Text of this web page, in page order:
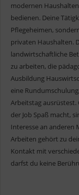
modernen
bedienen. Deine
Pflegeheimen,
privaten Haushalten.
landwirtschaftliche
zu arbeiten, die
Ausbildung
eine
Arbeitstag
der Job Spaß macht,
Interesse an anderen
Arbeiten gehört zu
Kontakt mit
darfst du keine